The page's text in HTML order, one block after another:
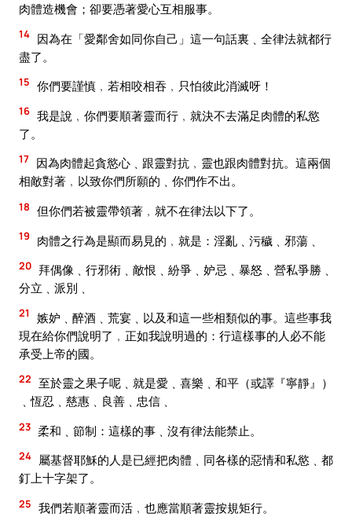
肉體造機會；卻要憑著愛心互相服事。
14 因為在「愛鄰舍如同你自己」這一句話裏﹑全律法就都行
盡了。
15 你們要謹慎﹐若相咬相吞﹐只怕彼此消滅呀！
16 我是說﹐你們要順著靈而行﹐就決不去滿足肉體的私慾
了。
17 因為肉體起貪慾心﹑跟靈對抗﹐靈也跟肉體對抗。這兩個
相敵對著﹐以致你們所願的﹑你們作不出。
18 但你們若被靈帶領著﹐就不在律法以下了。
19 肉體之行為是顯而易見的﹐就是：淫亂﹑污穢﹑邪蕩﹑
20 拜偶像﹑行邪術﹑敵恨﹑紛爭﹑妒忌﹑暴怒﹑營私爭勝﹑
分立﹑派別﹑
21
嫉妒﹑醉酒﹑荒宴﹑以及和這一些相類似的事。這些事我
現在給你們說明了﹐正如我說明過的：行這樣事的人必不能
承受上帝的國。
22 至於靈之果子呢﹑就是愛﹑喜樂﹑和平（或譯『寧靜』）
﹑恆忍﹑慈惠﹑良善﹑忠信﹑
23 柔和﹑節制：這樣的事﹑沒有律法能禁止。
24 屬基督耶穌的人是已經把肉體﹑同各樣的惡情和私慾﹑都
釘上十字架了。
25 我們若順著靈而活﹐也應當順著靈按規矩行。